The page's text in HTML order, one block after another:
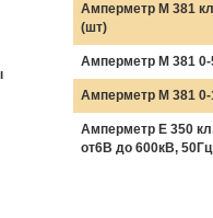
Амперметр М 381
(шт)
Амперметр М 381
Амперметр М 381
Амперметр Е 350
от6В до 600кВ,